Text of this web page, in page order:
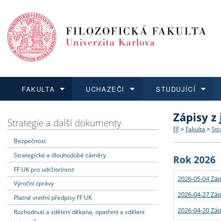
FAKULTA
Dozvědět se více
Struktura
Strategie
Podpora
UCHAZEČI
Podat přihlášku
Co
Učitelské
STUDUJÍCÍ
Dozvědět se více
Rigorózní
Dozvědět se více
O vědě a
Granty a
Dozvědět se více
Aktuální
Strategie a další dokumenty
Bezpečnost
Strategické a dlouhodobé záměry
FF UK pro udržitelnost
Výroční zprávy
Platné vnitřní předpisy FF UK
Rozhodnutí a sdělení děkana, opatření a sdělení
Zápisy
FF > Fakulta >
Rok 2026
2026-05-04
2026-04-27
2026-04-20